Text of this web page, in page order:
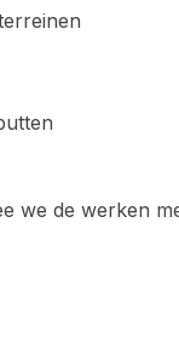
we de werken